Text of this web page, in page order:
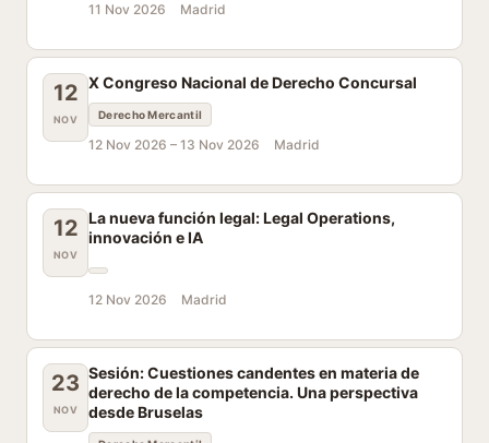
11 Nov 2026 Madrid
12
NOV
X Congreso Nacional de Derecho Concursal
Derecho Mercantil
12 Nov 2026 – 13 Nov 2026 Madrid
12
NOV
La nueva función legal: Legal Operations,
innovación e IA
12 Nov 2026 Madrid
23
NOV
Sesión: Cuestiones candentes en materia de
derecho de la competencia. Una perspectiva
desde Bruselas